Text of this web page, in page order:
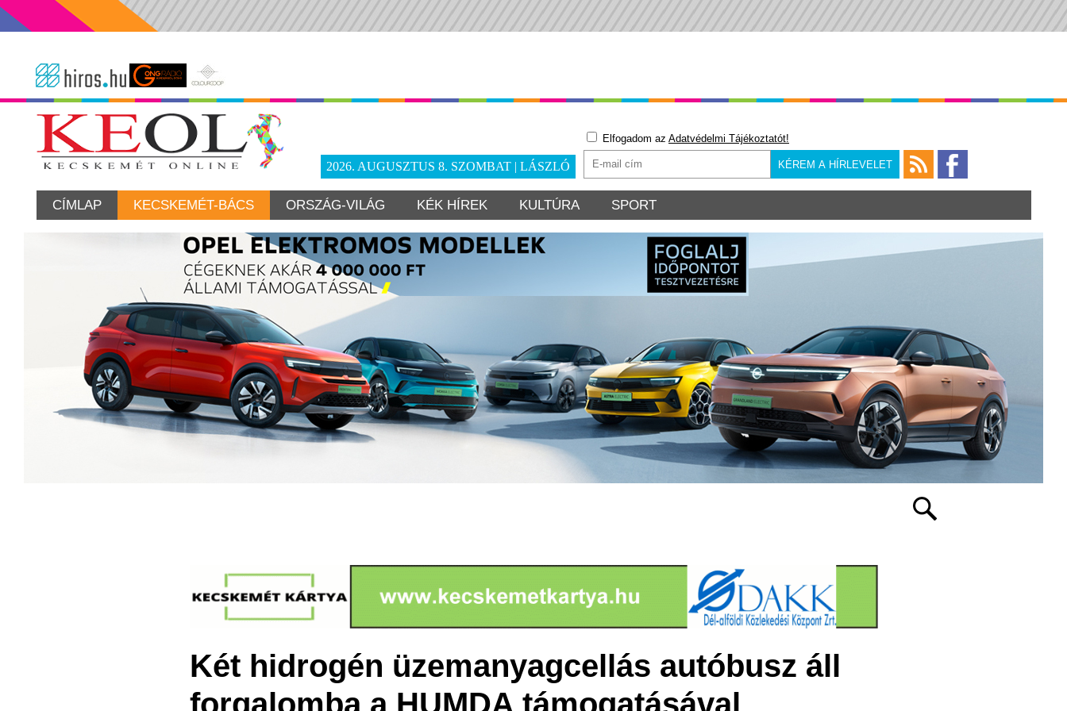
2026. AUGUSZTUS 8. SZOMBAT | LÁSZLÓ
Elfogadom az Adatvédelmi Tájékoztatót!
CÍMLAP KECSKEMÉT-BÁCS ORSZÁG-VILÁG KÉK HÍREK KULTÚRA SPORT
Két hidrogén üzemanyagcellás autóbusz áll